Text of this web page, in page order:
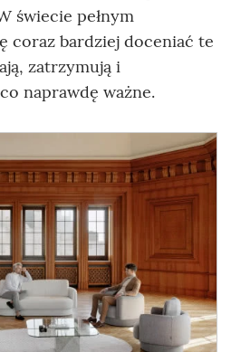
świecie pełnym
coraz bardziej doceniać te
zatrzymują i
naprawdę ważne.